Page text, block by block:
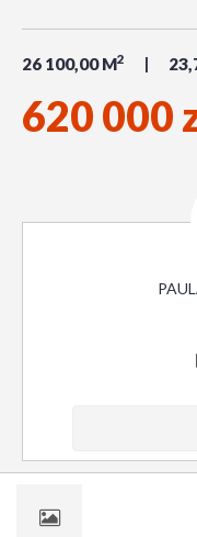
26 100,00 M2
620 000